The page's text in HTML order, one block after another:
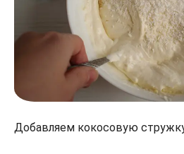
Добавляем кокосовую